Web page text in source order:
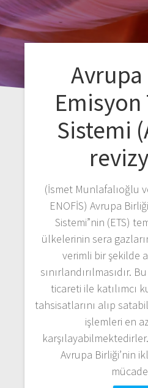
Sistemi
(İsmet Munlafalıoğlu
ENOFİS) Avrupa
Sistemi”nin (ETS)
ülkelerinin sera
verimli bir şekilde
sınırlandırılmasıdır.
ticareti ile katılımcı
tahsisatlarını alıp
işlemleri en
Avrupa Birliği’nin